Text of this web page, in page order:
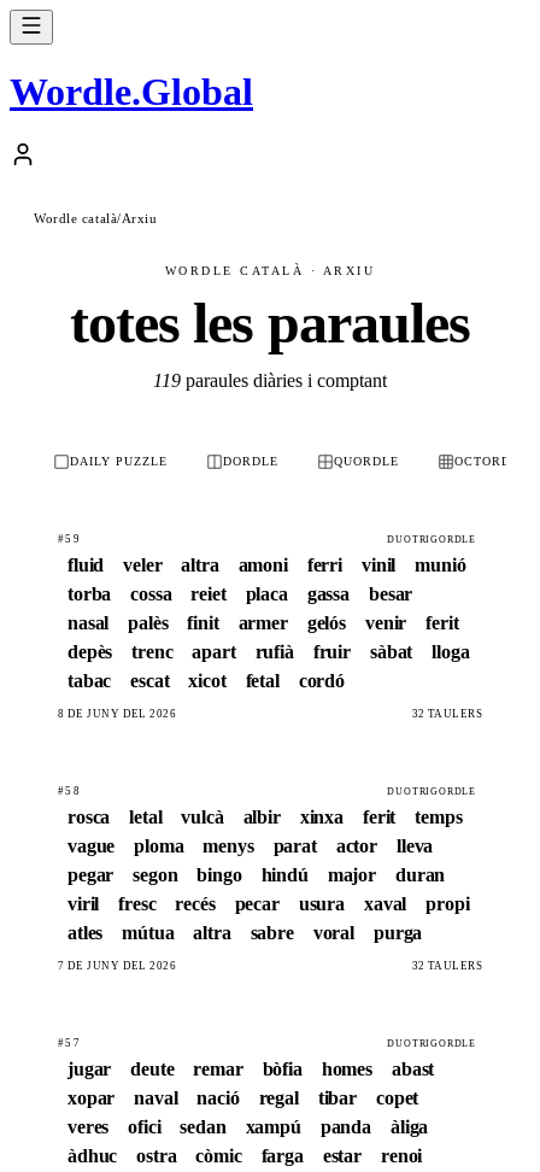
Wordle.Global
Wordle català/Arxiu
WORDLE CATALÀ · ARXIU
totes les paraules
119 paraules diàries i comptant
DAILY PUZZLE DORDLE QUORDLE OCTORDLE
#59 DUOTRIGORDLE
fluid veler altra amoni ferri vinil
munió
torba
cossa reiet placa gassa
besar
nasal
palès finit armer gelós venir
ferit
depès
trenc apart rufià fruir sàbat
lloga
tabac
escat xicot fetal cordó
8 DE JUNY DEL 2026 32 TAULERS
#58 DUOTRIGORDLE
rosca letal vulcà albir xinxa ferit
temps
vague
ploma menys parat actor
lleva
pegar
segon bingo hindú major
duran
viril
fresc recés pecar usura xaval
propi
atles
mútua altra sabre voral purga
7 DE JUNY DEL 2026 32 TAULERS
#57 DUOTRIGORDLE
jugar deute remar bòfia homes
abast
xopar
naval nació regal tibar
copet
veres
ofici sedan xampú panda
àliga
àdhuc
ostra còmic farga estar
renoi